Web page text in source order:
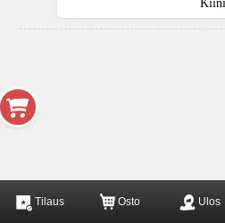
Tilaus Osto Ulos